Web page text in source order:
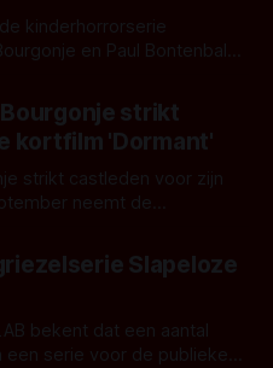
kinderhorrorserie
en Paul Bontenbal
Goede dingen
dat Slapeloze Nachten
strikt
kortfilm 'Dormant'
strikt castleden voor zijn
neemt de
regisseur van Swipe, Shut
horrorgenre. Joris Smit
(Flikken Rotterdam)
Slapeloze
bekent dat een aantal
een serie voor de publieke